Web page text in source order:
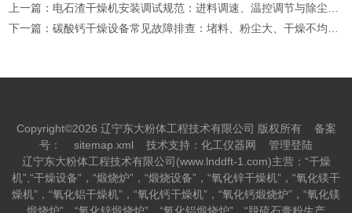
上一篇： 电石渣干燥机安装调试规范：进料调速、温控调节与除尘系统实操要点
下一篇：碳酸钙干燥设备常见故障排查：堵料、粉尘大、干燥不均匀怎么解决？
Copyright©2026 辽宁东大粉体工程技术有限公司 版权所有 备案
号：
sitemap.xml 技术支持： 化工仪器网
管理登陆
辽宁东大粉体工程技术有限公司(www.lnddft-1.com)主营：“干燥
机”,“干燥设备”，“煅烧炉”，“煅烧设备”，“氧化锌干燥机”，“氧化镁干
燥机”，“氧化铝干燥机”，“氧化钙干燥机”，“氧化钙煅烧炉”，“氧化镁